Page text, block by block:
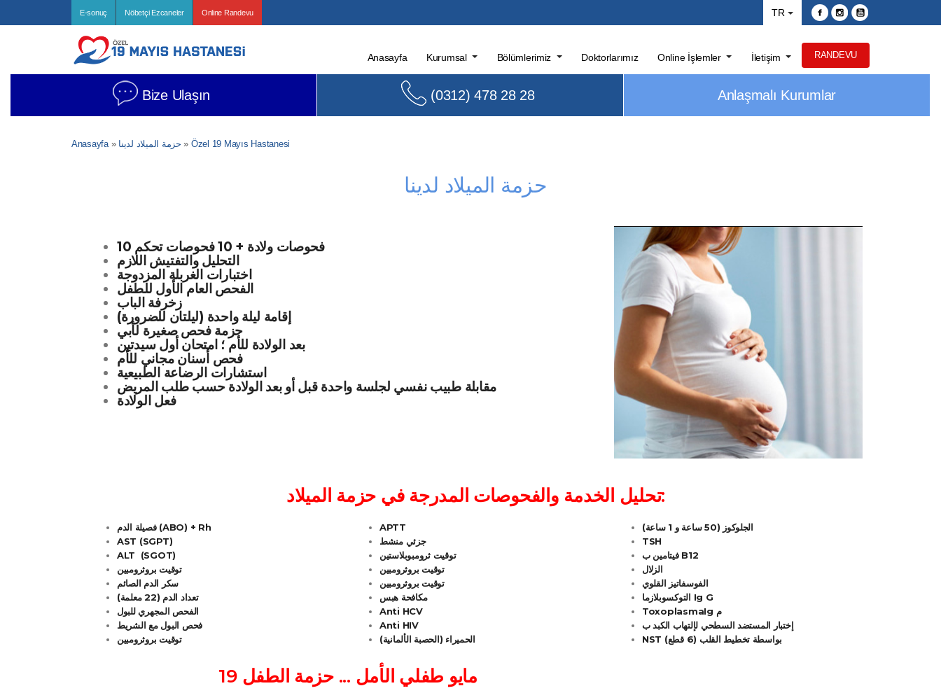
TR
E-sonuç Nöbetçi Ezcaneler Online Randevu
RANDEVU
Anasayfa Kurumsal Bölümlerimiz Doktorlarımız Online İşlemler İletişim
Bize Ulaşın (0312) 478 28 28 Anlaşmalı Kurumlar
Anasayfa» حزمة الميلاد لدينا » Özel 19 Mayıs Hastanesi
حزمة الميلاد لدينا
10 فحوصات ولادة + 10 فحوصات تحكم
التحليل والتفتيش اللازم
اختبارات الغربلة المزدوجة
الفحص العام الأول للطفل
زخرفة الباب
إقامة ليلة واحدة (ليلتان للضرورة)
حزمة فحص صغيرة لأبي
بعد الولادة للأم ؛ امتحان أول سيدتين
فحص أسنان مجاني للأم
استشارات الرضاعة الطبيعية
مقابلة طبيب نفسي لجلسة واحدة قبل أو بعد الولادة حسب طلب المريض
فعل الولادة
تحليل الخدمة والفحوصات المدرجة في حزمة الميلاد:
فصيلة الدم (ABO) + Rh
AST (SGPT)
ALT (SGOT)
توقيت بروثرومبين
سكر الدم الصائم
تعداد الدم (22 معلمة)
الفحص المجهري للبول
فحص البول مع الشريط
توقيت بروثرومبين
APTT
جزئي منشط
توقيت ثرومبوبلاستين
توقيت بروثرومبين
توقيت بروثرومبين
مكافحة هبس
Anti HCV
Anti HIV
الحميراء (الحصبة الألمانية)
الجلوكوز (50 ساعة و 1 ساعة)
TSH
فيتامين ب B12
الزلال
الفوسفاتيز القلوي
التوكسوبلازما Ig G
ToxoplasmaIg م
إختبار المستضد السطحي لإلتهاب الكبد ب
NST بواسطة تخطيط القلب (6 قطع)
19 مايو طفلي الأمل ... حزمة الطفل